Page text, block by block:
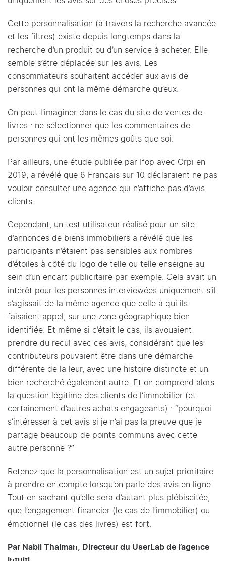
Cette personnalisation (à travers la recherche avancée
et les filtres) existe depuis longtemps dans la
recherche d’un produit ou d’un service à acheter. Elle
semble s’être déplacée sur les avis. Les
consommateurs souhaitent accéder aux avis de
personnes qui ont la même démarche qu’eux.
On peut l’imaginer dans le cas du site de ventes de
livres : ne sélectionner que les commentaires de
personnes qui ont les mêmes goûts que soi.
Par ailleurs, une étude publiée par Ifop avec Orpi en
2019, a révélé que 6 Français sur 10 déclaraient ne pas
vouloir consulter une agence qui n’affiche pas d’avis
clients.
Cependant, un test utilisateur réalisé pour un site
d’annonces de biens immobiliers a révélé que les
participants n’étaient pas sensibles aux nombres
d’étoiles à côté du logo de telle ou telle enseigne au
sein d’un encart publicitaire par exemple. Cela avait un
intérêt pour les personnes interviewées uniquement s’il
s’agissait de la même agence que celle à qui ils
faisaient appel, sur une zone géographique bien
identifiée. Et même si c’était le cas, ils avouaient
prendre du recul avec ces avis, considérant que les
contributeurs pouvaient être dans une démarche
différente de la leur, avec une histoire distincte et un
bien recherché également autre. Et on comprend alors
la question légitime des clients de l’immobilier (et
certainement d’autres achats engageants) : “pourquoi
s’intéresser à cet avis si je n’ai pas la preuve que je
partage beaucoup de points communs avec cette
autre personne ?”
Retenez que la personnalisation est un sujet prioritaire
à prendre en compte lorsqu’on parle des avis en ligne.
Tout en sachant qu’elle sera d’autant plus plébiscitée,
que l’engagement financier (le cas de l’immobilier) ou
émotionnel (le cas des livres) est fort.
Par Nabil Thalman, Directeur du UserLab de l’agence